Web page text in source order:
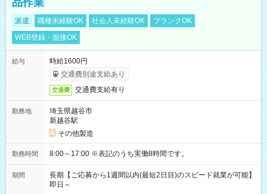
品作業
派遣 職種未経験OK 社会人未経験OK
ブランクOK
WEB登録・面接OK
給与
時給1600円
交通費別途支給あり
交通費 交通費支給有り
勤務地
埼玉県越谷市
新越谷駅
その他製造
勤務時間 8:00～17:00 ※表記のうち実働8時間です。
期間
長期【ご応募から1週間以内(最短2日目)のスピード就業が可能】
即日～